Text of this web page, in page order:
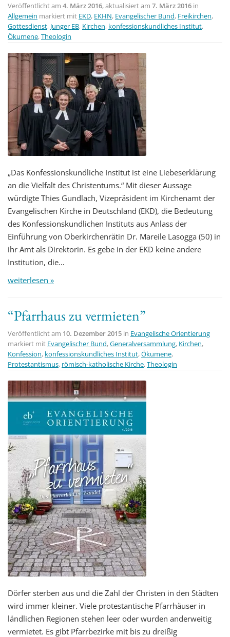
Veröffentlicht am 4. März 2016, aktualisiert am 7. März 2016 in
Allgemein markiert mit EKD, EKHN, Evangelischer Bund, Freikirchen,
Gottesdienst, Junger EB, Kirchen, konfessionskundliches Institut,
Ökumene,Theologin
„Das Konfessionskundliche Institut ist eine Liebeserklärung
an die Vielfalt des Christentums.“ Mit dieser Aussage
würdigte Thies Gundlach, Vizepräsident im Kirchenamt der
Evangelischen Kirche in Deutschland (EKD), die Bedeutung
des Konfessionskundlichen Instituts aus Anlass der
Einführung von Oberkirchenrätin Dr. Mareile Lasogga (50) in
ihr Amt als Direktorin. Es gebe in der EKD keine andere
Institution, die…
weiterlesen »
“Pfarrhaus zu vermieten”
Veröffentlicht am 10. Dezember 2015 in Evangelische Orientierung
markiert mit Evangelischer Bund,Generalversammlung, Kirchen,
Konfession, konfessionskundliches Institut,Ökumene,
Protestantismus, römisch-katholische Kirche,Theologin
Dörfer sterben aus und die Zahl der Christen in den Städten
wird immer kleiner. Viele protestantische Pfarrhäuser in
ländlichen Regionen stehen leer oder wurden anderweitig
vermietet. Es gibt Pfarrbezirke mit bis zu dreißig